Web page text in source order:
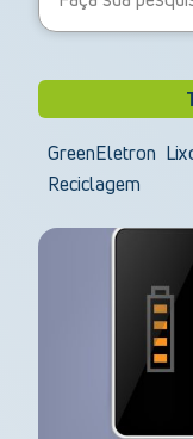
GreenEletron
Reciclagem